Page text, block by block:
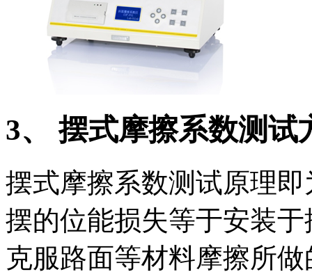
3、 摆式摩擦系数测试
摆式摩擦系数测试原理
摆的位能损失等于安装
克服路面等材料摩擦所